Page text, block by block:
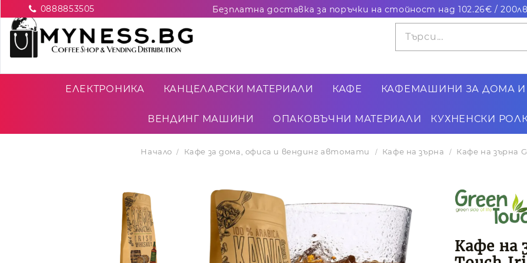
0888853505
ЕЛЕКТРОНИКА КАНЦЕЛАРСКИ МАТЕРИАЛИ КАФЕ КАФЕМАШИНИ ЗА ДОМА
ВЕНДИНГ МАШИНИ ОПАКОВЪЧНИ МАТЕРИАЛИ КУХНЕНСКИ
Начало Кафе за дома, офиса и вендинг автомати Кафе на зърна Кафе на зърна
Кафе на